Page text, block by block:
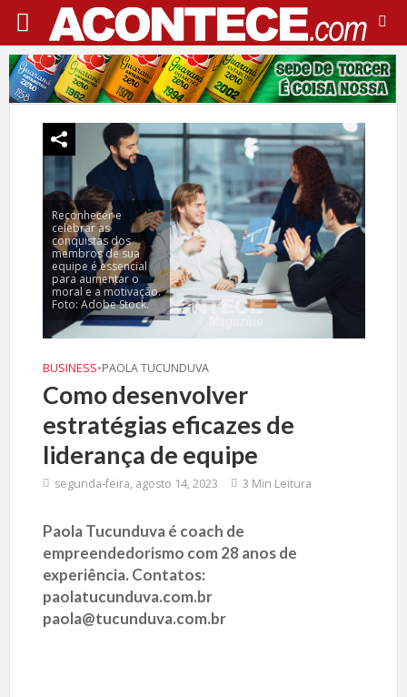
Reconhecer e
celebrar as
conquistas dos
membros de sua
equipe é essencial
para aumentar o
moral e a motivação.
Foto: Adobe Stock.
BUSINESS•PAOLA TUCUNDUVA
Como desenvolver
estratégias eficazes de
liderança de equipe
segunda-feira, agosto 14, 2023 3 Min Leitura
Paola Tucunduva é coach de
empreendedorismo com 28 anos de
experiência. Contatos:
paolatucunduva.com.br
paola@tucunduva.com.br